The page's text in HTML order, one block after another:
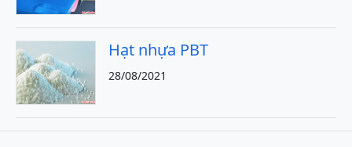
Hạt nhựa PBT
28/08/2021